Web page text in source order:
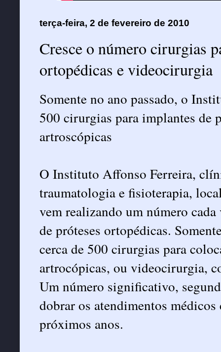
terça-feira, 2 de fevereiro de 2010
Cresce o número cirurgias
ortopédicas e videocirurgia
Somente no ano passado, o
500 cirurgias para implantes de
artroscópicas
O Instituto Affonso Ferreira,
traumatologia e fisioterapia,
vem realizando um número
de próteses ortopédicas.
cerca de 500 cirurgias para
artrocópicas, ou videocirurgia,
Um número significativo,
dobrar os atendimentos
próximos anos.